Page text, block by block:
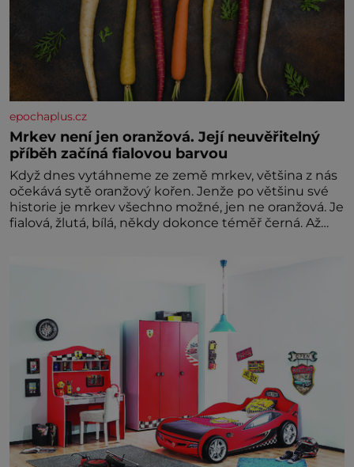
epochaplus.cz
Mrkev není jen oranžová. Její neuvěřitelný
příběh začíná fialovou barvou
Když dnes vytáhneme ze země mrkev, většina z nás
očekává sytě oranžový kořen. Jenže po většinu své
historie je mrkev všechno možné, jen ne oranžová. Je
fialová, žlutá, bílá, někdy dokonce téměř černá. Až
nedokážeme představit. Její příběh je